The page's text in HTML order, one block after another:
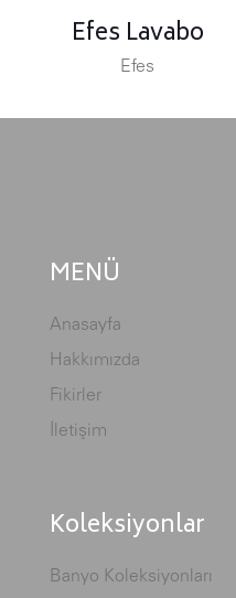
Efes Lavabo
Efes
MENÜ
Anasayfa
Hakkımızda
Fikirler
İletişim
Koleksiyonlar
Banyo Koleksiyonları